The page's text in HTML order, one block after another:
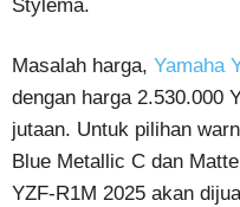
Stylema.
Masalah harga, Yamaha
dengan harga 2.530.000
jutaan. Untuk pilihan
Blue Metallic C dan
YZF-R1M 2025 akan